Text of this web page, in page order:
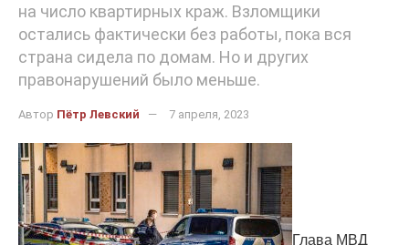
на число квартирных краж. Взломщики
остались фактически без работы, пока вся
страна сидела по домам. Но и других
правонарушений было меньше.
Автор Пётр Левский 7 апреля, 2023
Глава МВД